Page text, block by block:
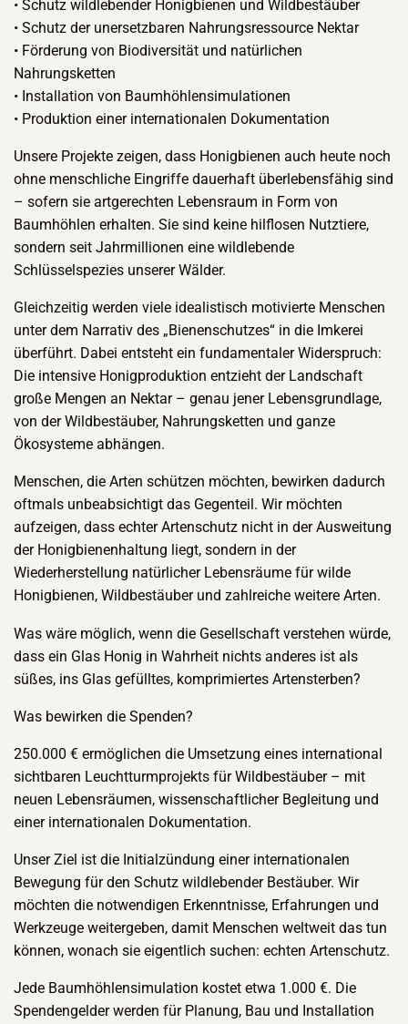
• Schutz wildlebender Honigbienen und Wildbestäuber
• Schutz der unersetzbaren Nahrungsressource Nektar
• Förderung von Biodiversität und natürlichen
Nahrungsketten
• Installation von Baumhöhlensimulationen
• Produktion einer internationalen Dokumentation
Unsere Projekte zeigen, dass Honigbienen auch heute noch
ohne menschliche Eingriffe dauerhaft überlebensfähig sind
– sofern sie artgerechten Lebensraum in Form von
Baumhöhlen erhalten. Sie sind keine hilflosen Nutztiere,
sondern seit Jahrmillionen eine wildlebende
Schlüsselspezies unserer Wälder.
Gleichzeitig werden viele idealistisch motivierte Menschen
unter dem Narrativ des „Bienenschutzes“ in die Imkerei
überführt. Dabei entsteht ein fundamentaler Widerspruch:
Die intensive Honigproduktion entzieht der Landschaft
große Mengen an Nektar – genau jener Lebensgrundlage,
von der Wildbestäuber, Nahrungsketten und ganze
Ökosysteme abhängen.
Menschen, die Arten schützen möchten, bewirken dadurch
oftmals unbeabsichtigt das Gegenteil. Wir möchten
aufzeigen, dass echter Artenschutz nicht in der Ausweitung
der Honigbienenhaltung liegt, sondern in der
Wiederherstellung natürlicher Lebensräume für wilde
Honigbienen, Wildbestäuber und zahlreiche weitere Arten.
Was wäre möglich, wenn die Gesellschaft verstehen würde,
dass ein Glas Honig in Wahrheit nichts anderes ist als
süßes, ins Glas gefülltes, komprimiertes Artensterben?
Was bewirken die Spenden?
250.000 € ermöglichen die Umsetzung eines international
sichtbaren Leuchtturmprojekts für Wildbestäuber – mit
neuen Lebensräumen, wissenschaftlicher Begleitung und
einer internationalen Dokumentation.
Unser Ziel ist die Initialzündung einer internationalen
Bewegung für den Schutz wildlebender Bestäuber. Wir
möchten die notwendigen Erkenntnisse, Erfahrungen und
Werkzeuge weitergeben, damit Menschen weltweit das tun
können, wonach sie eigentlich suchen: echten Artenschutz.
Jede Baumhöhlensimulation kostet etwa 1.000 €. Die
Spendengelder werden für Planung, Bau und Installation